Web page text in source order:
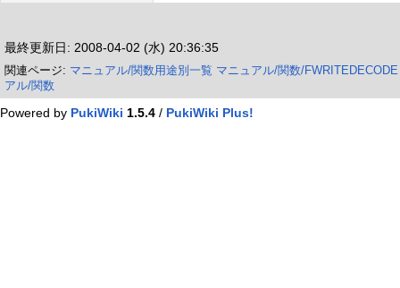
最終更新日: 2008-04-02 (水) 20:36:35
関連ページ: マニュアル/関数用途別一覧 マニュアル/関数/FWRITEDECODE
アル/関数
Powered by PukiWiki 1.5.4 / PukiWiki Plus!